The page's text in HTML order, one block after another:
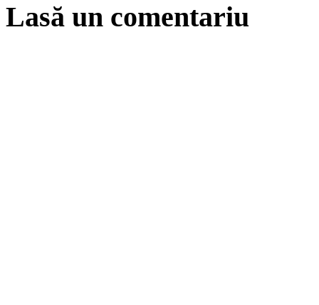
Lasă un comentariu